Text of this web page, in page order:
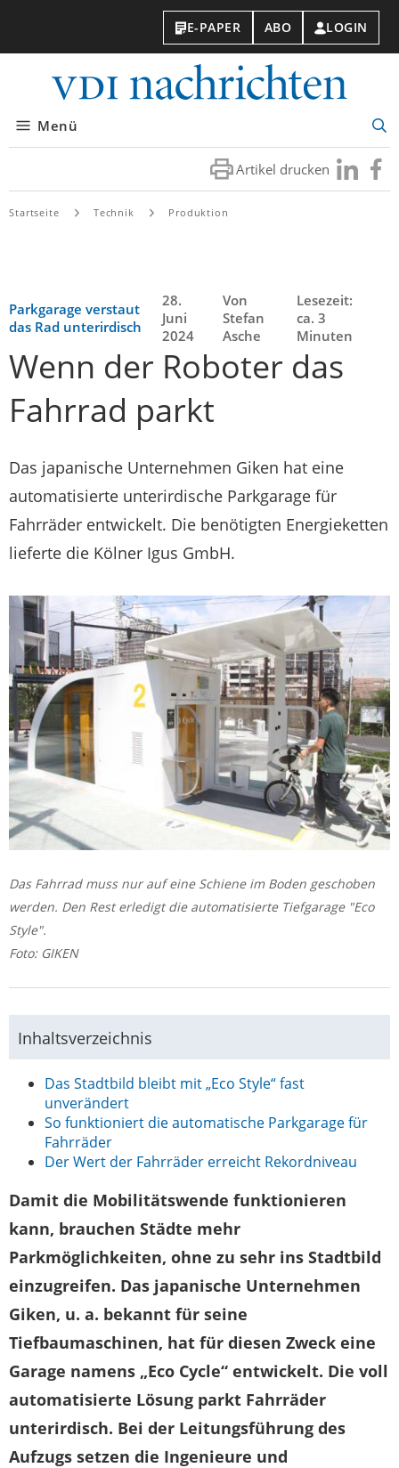
E-PAPER ABO LOGIN
Menü
Artikel drucken Besuchen
Sie
Sie
Startseite Technik Produktion
Parkgarage verstaut
das Rad unterirdisch
28.
Juni
2024
Von
Stefan
Asche
Lesezeit:
ca. 3
Minuten
Wenn der Roboter das
Fahrrad parkt
Das japanische Unternehmen Giken hat eine
automatisierte unterirdische Parkgarage für
Fahrräder entwickelt. Die benötigten Energieketten
lieferte die Kölner Igus GmbH.
Das Fahrrad muss nur auf eine Schiene im Boden geschoben
werden. Den Rest erledigt die automatisierte Tiefgarage "Eco
Style".
Foto: GIKEN
Inhaltsverzeichnis
Das Stadtbild bleibt mit „Eco Style“ fast
unverändert
So funktioniert die automatische Parkgarage für
Fahrräder
Der Wert der Fahrräder erreicht Rekordniveau
Damit die Mobilitätswende funktionieren
kann, brauchen Städte mehr
Parkmöglichkeiten, ohne zu sehr ins Stadtbild
einzugreifen. Das japanische Unternehmen
Giken, u. a. bekannt für seine
Tiefbaumaschinen, hat für diesen Zweck eine
Garage namens „Eco Cycle“ entwickelt. Die voll
automatisierte Lösung parkt Fahrräder
unterirdisch. Bei der Leitungsführung des
Aufzugs setzen die Ingenieure und